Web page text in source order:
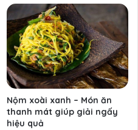
Nộm xoài xanh – Món ăn
thanh mát giúp giải ngấy
hiệu quả